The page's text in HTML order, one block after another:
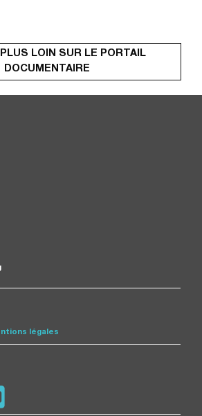
LOIN SUR LE PORTAIL
DOCUMENTAIRE
légales